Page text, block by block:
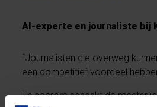
AI-experte en journaliste bij
“Journalisten die overweg
een competitief voordeel
En daarom schenkt de master